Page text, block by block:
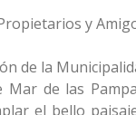
y
de la
de las
el bello